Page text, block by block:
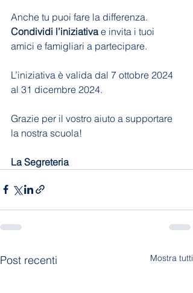
Anche tu puoi fare la differenza.
Condividi l’iniziativa e invita i tuoi
amici e famigliari a partecipare.
L’iniziativa è valida dal 7 ottobre 2024
al 31 dicembre 2024.
Grazie per il vostro aiuto a supportare
la nostra scuola!
La Segreteria
Post recenti Mostra tutti